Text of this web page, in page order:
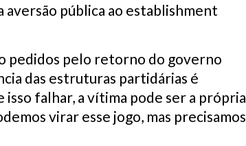
pública ao establishment
pedidos pelo retorno do governo
das estruturas partidárias é
isso falhar, a vítima pode ser a própria
virar esse jogo, mas precisamos